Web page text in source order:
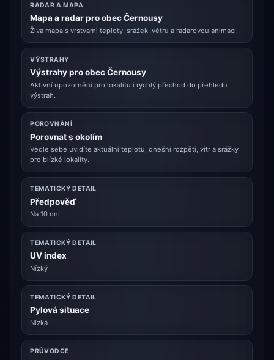
RADAR A MAPA
Mapa a radar pro obec Černousy
Živá mapa s vrstvami teploty, srážek, větru a radarovou animací.
VÝSTRAHY
Výstrahy pro obec Černousy
Aktivní upozornění pro lokalitu i rychlý přechod do přehledu
výstrah.
POROVNÁNÍ
Porovnat s okolím
Vedle sebe uvidíte aktuální teplotu, dnešní rozpětí, vítr a srážky
pro blízké lokality.
TEMATICKÝ DETAIL
Předpověď
Na 10 dní
TEMATICKÝ DETAIL
UV index
Nízký
TEMATICKÝ DETAIL
Pylová situace
Nízká
PRŮVODCE